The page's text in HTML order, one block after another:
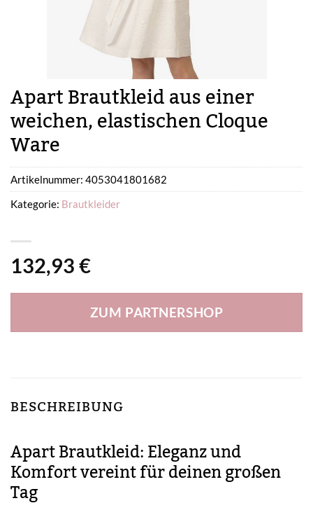
Apart Brautkleid aus einer
weichen, elastischen Cloque
Ware
132,93 €
ZUM PARTNERSHOP
Artikelnummer: 4053041801682
Kategorie: Brautkleider
BESCHREIBUNG
Apart Brautkleid: Eleganz und
Komfort vereint für deinen großen
Tag